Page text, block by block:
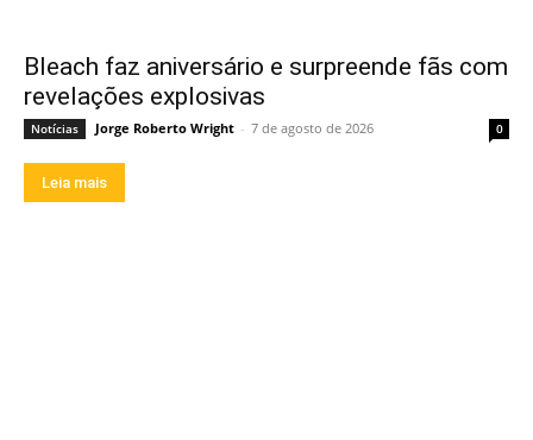
Bleach faz aniversário e surpreende fãs com
revelações explosivas
Notícias Jorge Roberto Wright - 7 de agosto de 2026 0
Leia mais